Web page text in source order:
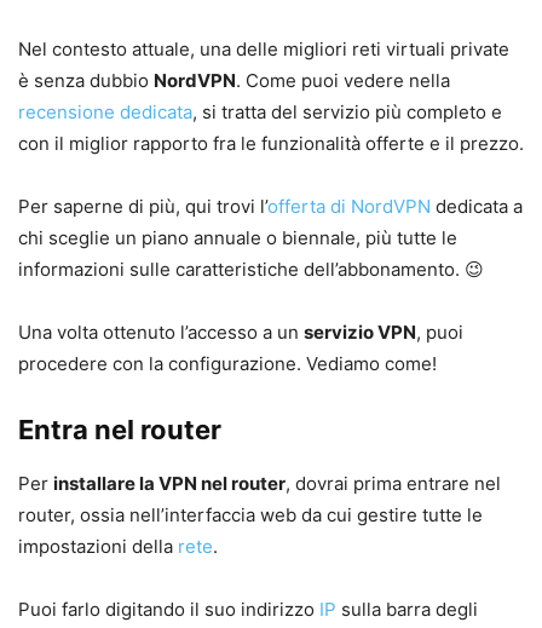
Nel contesto attuale, una delle migliori reti virtuali private
è senza dubbio NordVPN. Come puoi vedere nella
recensione dedicata, si tratta del servizio più completo e
con il miglior rapporto fra le funzionalità offerte e il prezzo.
Per saperne di più, qui trovi l’offerta di NordVPN dedicata a
chi sceglie un piano annuale o biennale, più tutte le
informazioni sulle caratteristiche dell’abbonamento. 😉
Una volta ottenuto l’accesso a un servizio VPN, puoi
procedere con la configurazione. Vediamo come!
Entra nel router
Per installare la VPN nel router, dovrai prima entrare nel
router, ossia nell’interfaccia web da cui gestire tutte le
impostazioni della rete.
Puoi farlo digitando il suo indirizzo IP sulla barra degli